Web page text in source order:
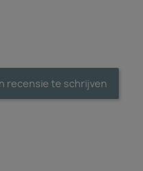
recensie te schrijven